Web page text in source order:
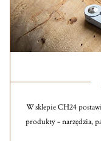
W sklepie CH24
produkty – narzędzia,